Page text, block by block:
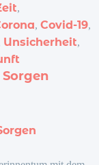
,
, Covid-19,
Unsicherheit,